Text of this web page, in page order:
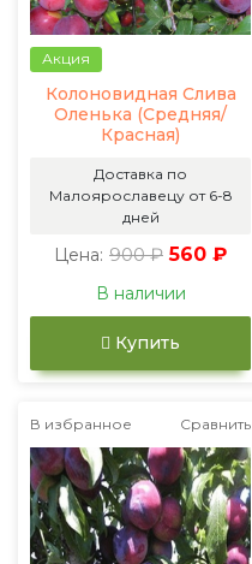
Акция
Колоновидная Слива
Оленька (Средняя/
Красная)
Доставка по
Малоярославецу от 6-8
дней
Цена: 900 ₽ 560 ₽
В наличии
Купить
В избранное Сравнить